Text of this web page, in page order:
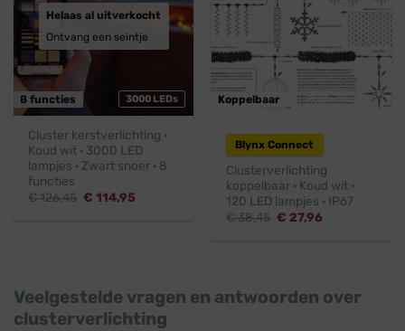
3000 LEDs
8 functies
Helaas al uitverkocht
Ontvang een seintje
Cluster kerstverlichting ·
Koud wit · 3000 LED
lampjes · Zwart snoer · 8
functies
€126,45 Oorspronkelijke
€ 114,95
Professioneel
Koppelbaar
Blynx Connect
Clusterverlichting
koppelbaar · Koud wit ·
120 LED lampjes · IP67
€38,45 Oorspronkelijke
€ 27,96Huidige
Veelgestelde vragen en antwoorden over
clusterverlichting